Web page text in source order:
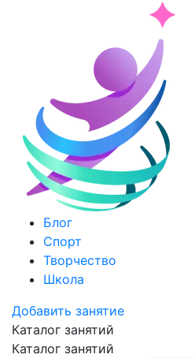
Блог
Спорт
Творчество
Школа
Добавить занятие
Каталог занятий
Каталог занятий